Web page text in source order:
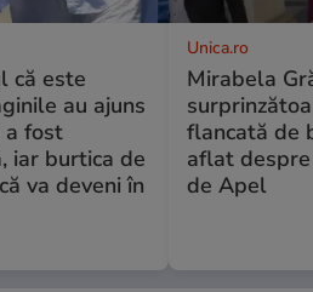
că este
au ajuns
a fost
iar burtica de
va deveni în
Unica.ro
Mirabela
flancată de
aflat
de Apel